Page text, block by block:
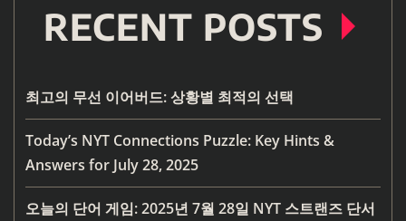
RECENT POSTS
최고의 무선 이어버드: 상황별 최적의 선택
Today’s NYT Connections Puzzle: Key Hints &
Answers for July 28, 2025
오늘의 단어 게임: 2025년 7월 28일 NYT 스트랜즈 단서